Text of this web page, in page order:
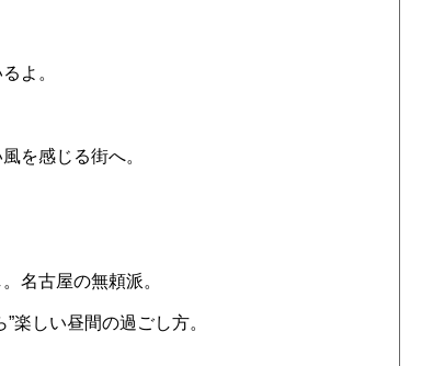
よ。
を感じる街へ。
名古屋の無頼派。
しい昼間の過ごし方。